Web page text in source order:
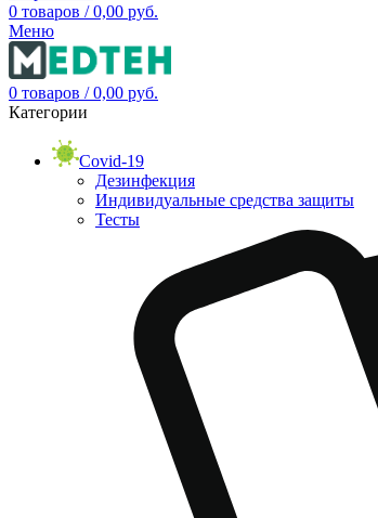
0 товаров / 0,00 руб.
Меню
0 товаров / 0,00 руб.
Категории
Covid-19
Дезинфекция
Индивидуальные средства защиты
Тесты